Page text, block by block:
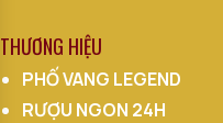
THƯƠNG HIỆU
PHỐ VANG LEGEND
RƯỢU NGON 24H